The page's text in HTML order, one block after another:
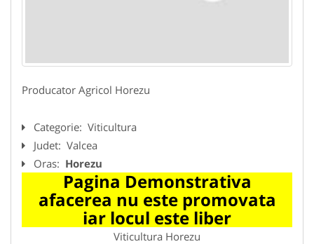
Producator Agricol Horezu
Categorie: Viticultura
Judet: Valcea
Oras: Horezu
Pagina Demonstrativa
afacerea nu este promovata
iar locul este liber
Viticultura Horezu